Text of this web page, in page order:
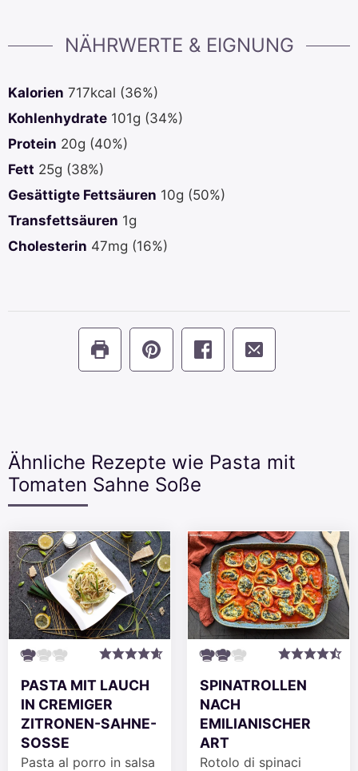
NÄHRWERTE & EIGNUNG
Kalorien 717kcal (36%)
Kohlenhydrate 101g (34%)
Protein 20g (40%)
Fett 25g (38%)
Gesättigte Fettsäuren 10g (50%)
Transfettsäuren 1g
Cholesterin 47mg (16%)
Ähnliche Rezepte wie Pasta mit
Tomaten Sahne Soße
PASTA MIT LAUCH
IN CREMIGER
ZITRONEN-SAHNE-
SOSSE
Pasta al porro in salsa
SPINATROLLEN
NACH
EMILIANISCHER
ART
Rotolo di spinaci